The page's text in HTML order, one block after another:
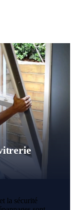
la sécurité